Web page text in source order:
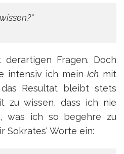
Fragen. Doch
intensiv ich meinIch mit
Resultat bleibt stets
zu wissen, dass ich nie
was ich so begehre zu
Sokrates‘ Worte ein: